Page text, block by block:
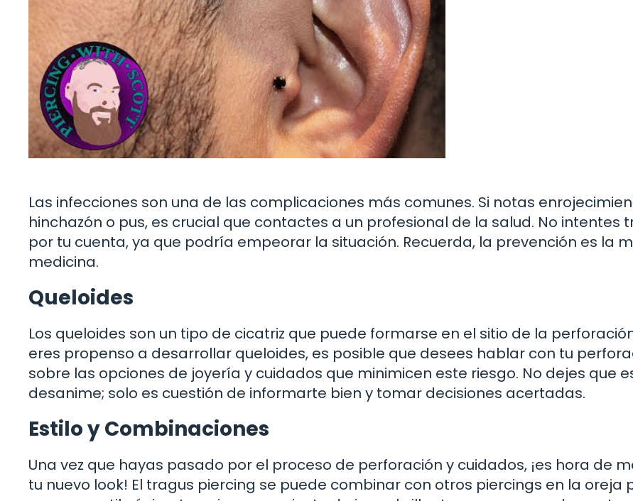
Las infecciones son una de las complicaciones más comunes. Si notas
hinchazón o pus, es crucial que contactes a un profesional de la salud. No intentes
por tu cuenta, ya que podría empeorar la situación. Recuerda, la prevención es la
medicina.
Queloides
Los queloides son un tipo de cicatriz que puede formarse en el sitio de la
eres propenso a desarrollar queloides, es posible que desees hablar con tu
sobre las opciones de joyería y cuidados que minimicen este riesgo. No dejes que
desanime; solo es cuestión de informarte bien y tomar decisiones acertadas.
Estilo y Combinaciones
Una vez que hayas pasado por el proceso de perforación y cuidados, ¡es hora de
tu nuevo look! El tragus piercing se puede combinar con otros piercings en la oreja